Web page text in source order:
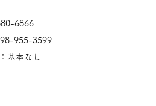
6866
955-3599
基本なし